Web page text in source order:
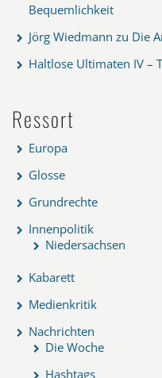
Bequemlichkeit
Jörg Wiedmann zu Die
Haltlose Ultimaten IV –
Ressort
Europa
Glosse
Grundrechte
Innenpolitik
Niedersachsen
Kabarett
Medienkritik
Nachrichten
Die Woche
Hashtags